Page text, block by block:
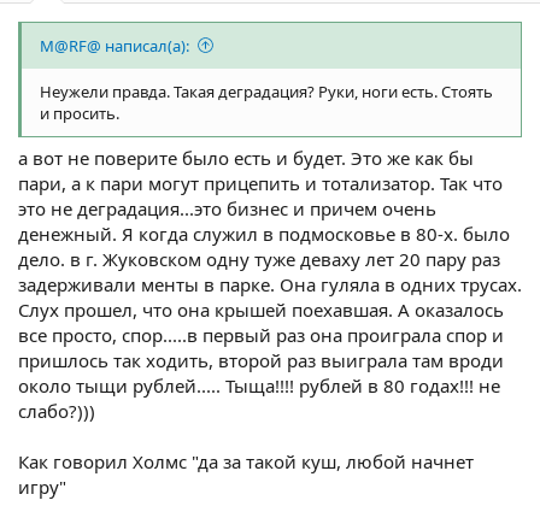
M@RF@ написал(а):
Неужели правда. Такая деградация? Руки, ноги есть. Стоять
и просить.
а вот не поверите было есть и будет. Это же как бы
пари, а к пари могут прицепить и тотализатор. Так что
это не деградация...это бизнес и причем очень
денежный. Я когда служил в подмосковье в 80-х. было
дело. в г. Жуковском одну туже деваху лет 20 пару раз
задерживали менты в парке. Она гуляла в одних трусах.
Слух прошел, что она крышей поехавшая. А оказалось
все просто, спор.....в первый раз она проиграла спор и
пришлось так ходить, второй раз выиграла там вроди
около тыщи рублей..... Тыща!!!! рублей в 80 годах!!! не
слабо?)))
Как говорил Холмс "да за такой куш, любой начнет
игру"